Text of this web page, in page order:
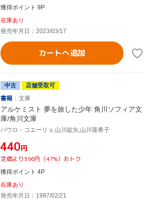
獲得ポイント 9P
在庫あり
発売年月日：2023/03/17
カートへ追加
中古
店舗受取可
書籍
文庫
アルケミスト 夢を旅した少年 角川ソフィア文
庫/角川文庫
パウロ・コエーリョ,山川紘矢,山川亜希子
¥440円
定価より396円（47%）おトク
獲得ポイント 4P
在庫あり
発売年月日：1997/02/21